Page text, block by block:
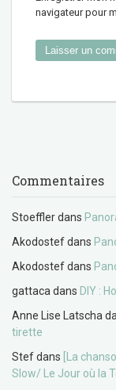
navigateur pour
Commentaires
Stoefflerdans
Akodostefdans
Akodostefdans
gattaca dans DIY :
Anne Lise Latscha
tirette
Stefdans [La
Slow/ Le Jour où la